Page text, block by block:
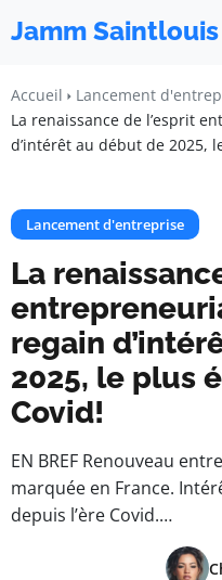
Jamm Saintlouis
Accueil
Lancement
La renaissance de l’esprit
d’intérêt au début de 2025,
Lancement d'entreprise
La
regain
2025, le plus
Covid!
EN BREF Renouveau
marquée en France.
depuis l’ère Covid.…